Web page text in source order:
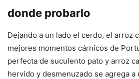
donde probarlo
Dejando a un lado el cerdo, el arroz
mejores momentos cárnicos de
perfecta de suculento pato y arroz
hervido y desmenuzado se agrega a